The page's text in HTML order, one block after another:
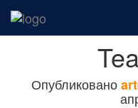
Опубликовано